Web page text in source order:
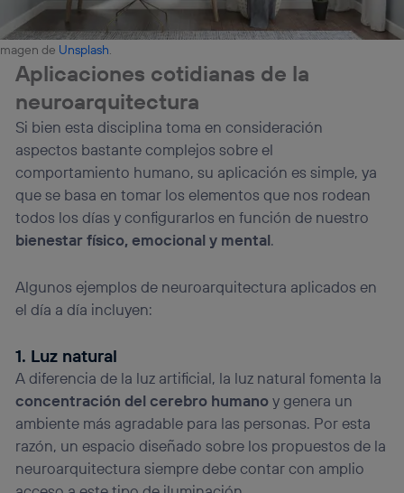
de Unsplash.
Aplicaciones cotidianas de la
neuroarquitectura
Si bien esta disciplina toma en consideración
aspectos bastante complejos sobre el
comportamiento humano, su aplicación es simple, ya
que se basa en tomar los elementos que nos rodean
todos los días y configurarlos en función de nuestro
bienestar físico, emocional y mental.
Algunos ejemplos de neuroarquitectura aplicados en
el día a día incluyen:
1. Luz natural
A diferencia de la luz artificial, la luz natural fomenta la
concentración del cerebro humanoy genera un
ambiente más agradable para las personas. Por esta
razón, un espacio diseñado sobre los propuestos de la
neuroarquitectura siempre debe contar con amplio